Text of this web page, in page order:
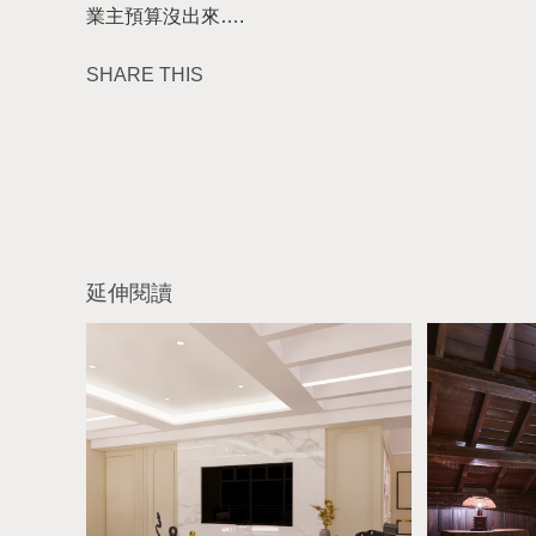
業主預算沒出來….
SHARE THIS
延伸閱讀